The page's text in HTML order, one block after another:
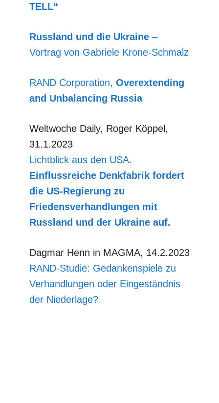
TELL“
Russland und die Ukraine –
Vortrag von Gabriele Krone-Schmalz
RAND Corporation, Overextending
and Unbalancing Russia
Weltwoche Daily, Roger Köppel,
31.1.2023
Lichtblick aus den USA.
Einflussreiche Denkfabrik fordert
die US-Regierung zu
Friedensverhandlungen mit
Russland und der Ukraine auf.
Dagmar Henn in MAGMA, 14.2.2023
RAND-Studie: Gedankenspiele zu
Verhandlungen oder Eingeständnis
der Niederlage?